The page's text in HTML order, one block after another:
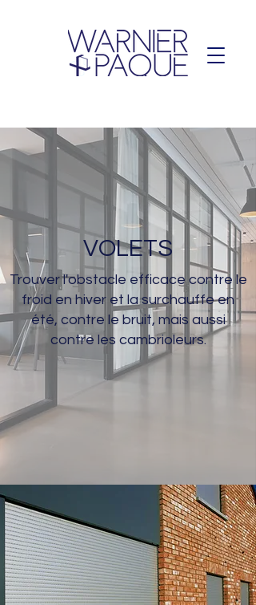
VOLETS
Trouver l'obstacle efficace contre le
froid en hiver et la surchauffe en
été, contre le bruit, mais aussi
contre les cambrioleurs.